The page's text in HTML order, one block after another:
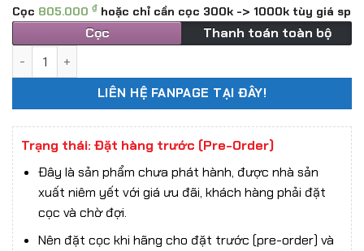
Cọc 805.000 ₫ hoặc chỉ cần cọc 300k -> 1000k tùy giá sp
Cọc Thanh toán toàn bộ
LIÊN HỆ FANPAGE TẠI ĐÂY!
Trạng thái: Đặt hàng trước (Pre-Order)
Đây là sản phẩm chưa phát hành, được nhà sản
xuất niêm yết với giá ưu đãi, khách hàng phải đặt
cọc và chờ đợi.
Nên đặt cọc khi hãng cho đặt trước (pre-order) và